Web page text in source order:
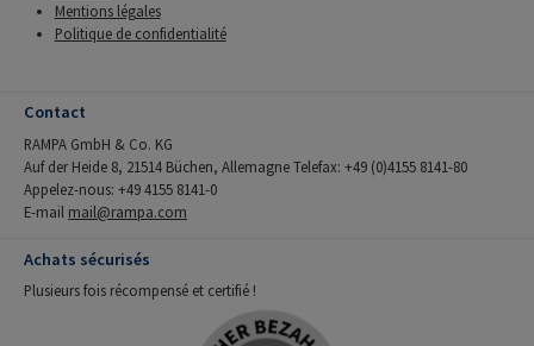
Mentions légales
Politique de confidentialité
Contact
RAMPA GmbH & Co. KG
Auf der Heide 8, 21514 Büchen, Allemagne Telefax: +49 (0)4155 8141-80
Appelez-nous: +49 4155 8141-0
E-mail mail@rampa.com
Achats sécurisés
Plusieurs fois récompensé et certifié !